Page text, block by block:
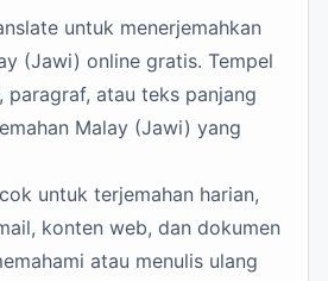
untuk menerjemahkan
(Jawi) online gratis. Tempel
paragraf, atau teks panjang
Malay (Jawi) yang
untuk terjemahan harian,
konten web, dan dokumen
atau menulis ulang